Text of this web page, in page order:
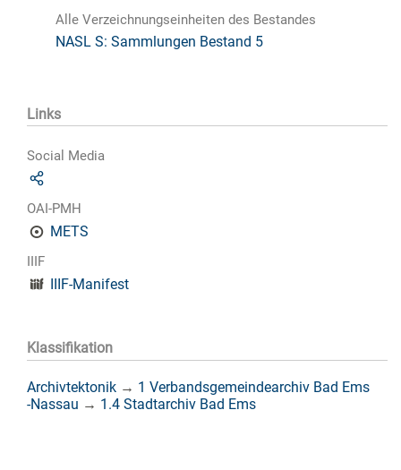
Alle Verzeichnungseinheiten des Bestandes
NASL S: Sammlungen Bestand 5
Links
Social Media
OAI-PMH
METS
IIIF
IIIF-Manifest
Klassifikation
Archivtektonik → 1 Verbandsgemeindearchiv Bad Ems
-Nassau → 1.4 Stadtarchiv Bad Ems